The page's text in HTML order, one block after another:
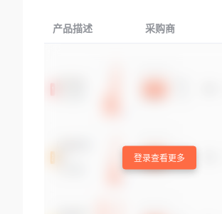
产品描述 采购商
登录查看更多